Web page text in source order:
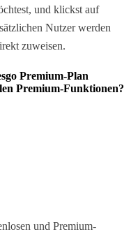
und klickst auf
Nutzer werden
zuweisen.
Premium-Plan
Premium-Funktionen?
und Premium-